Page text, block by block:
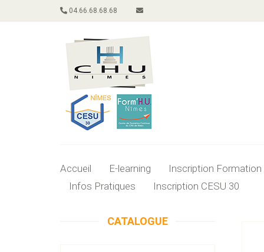
04.66.68.68.68
Accueil E-learning Inscription Formation
Infos Pratiques
Inscription CESU 30
CATALOGUE